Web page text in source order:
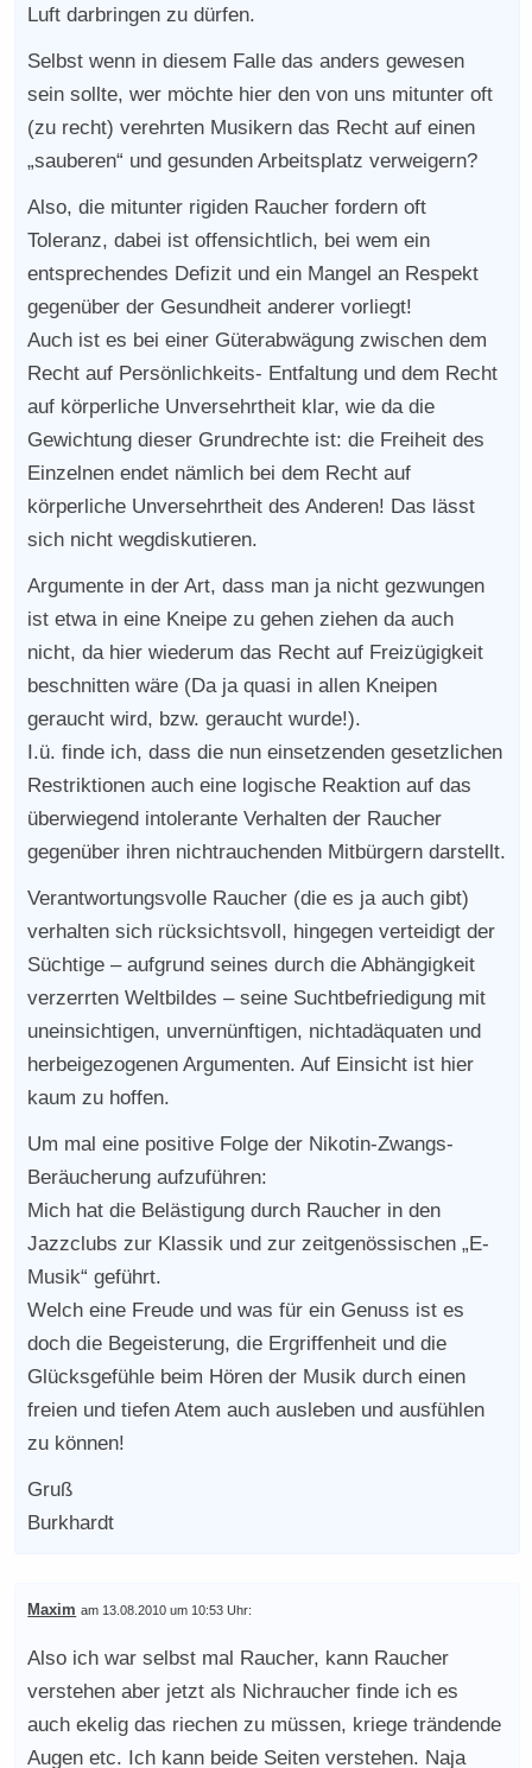
Luft darbringen zu dürfen.
Selbst wenn in diesem Falle das anders gewesen
sein sollte, wer möchte hier den von uns mitunter oft
(zu recht) verehrten Musikern das Recht auf einen
„sauberen“ und gesunden Arbeitsplatz verweigern?
Also, die mitunter rigiden Raucher fordern oft
Toleranz, dabei ist offensichtlich, bei wem ein
entsprechendes Defizit und ein Mangel an Respekt
gegenüber der Gesundheit anderer vorliegt!
Auch ist es bei einer Güterabwägung zwischen dem
Recht auf Persönlichkeits- Entfaltung und dem Recht
auf körperliche Unversehrtheit klar, wie da die
Gewichtung dieser Grundrechte ist: die Freiheit des
Einzelnen endet nämlich bei dem Recht auf
körperliche Unversehrtheit des Anderen! Das lässt
sich nicht wegdiskutieren.
Argumente in der Art, dass man ja nicht gezwungen
ist etwa in eine Kneipe zu gehen ziehen da auch
nicht, da hier wiederum das Recht auf Freizügigkeit
beschnitten wäre (Da ja quasi in allen Kneipen
geraucht wird, bzw. geraucht wurde!).
I.ü. finde ich, dass die nun einsetzenden gesetzlichen
Restriktionen auch eine logische Reaktion auf das
überwiegend intolerante Verhalten der Raucher
gegenüber ihren nichtrauchenden Mitbürgern darstellt.
Verantwortungsvolle Raucher (die es ja auch gibt)
verhalten sich rücksichtsvoll, hingegen verteidigt der
Süchtige – aufgrund seines durch die Abhängigkeit
verzerrten Weltbildes – seine Suchtbefriedigung mit
uneinsichtigen, unvernünftigen, nichtadäquaten und
herbeigezogenen Argumenten. Auf Einsicht ist hier
kaum zu hoffen.
Um mal eine positive Folge der Nikotin-Zwangs-
Beräucherung aufzuführen:
Mich hat die Belästigung durch Raucher in den
Jazzclubs zur Klassik und zur zeitgenössischen „E-
Musik“ geführt.
Welch eine Freude und was für ein Genuss ist es
doch die Begeisterung, die Ergriffenheit und die
Glücksgefühle beim Hören der Musik durch einen
freien und tiefen Atem auch ausleben und ausfühlen
zu können!
Gruß
Burkhardt
Maxim am 13.08.2010 um 10:53 Uhr:
Also ich war selbst mal Raucher, kann Raucher
verstehen aber jetzt als Nichraucher finde ich es
auch ekelig das riechen zu müssen, kriege trändende
Augen etc. Ich kann beide Seiten verstehen. Naja